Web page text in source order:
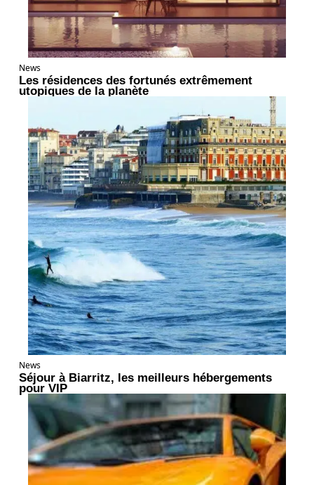
News
Les résidences des fortunés extrêmement
utopiques de la planète
News
Séjour à Biarritz, les meilleurs hébergements
pour VIP